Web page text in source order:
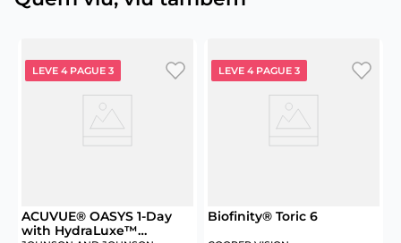
LEVE 4 PAGUE 3
ACUVUE® OASYS 1-Day
with HydraLuxe™
LEVE 4 PAGUE 3
Biofinity® Toric 6